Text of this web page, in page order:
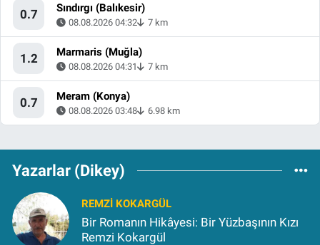
0.7 Sındırgı (Balıkesir)
08.08.2026 04:32 7 km
1.2 Marmaris (Muğla)
08.08.2026 04:31 7 km
0.7 Meram (Konya)
08.08.2026 03:48 6.98 km
Yazarlar (Dikey)
REMZI KOKARGÜL
Bir Romanın Hikâyesi: Bir Yüzbaşının Kızı
Remzi Kokargül